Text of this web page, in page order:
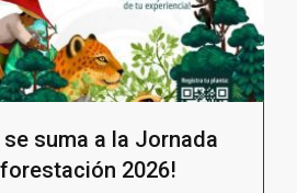
suma a la Jornada
2026!